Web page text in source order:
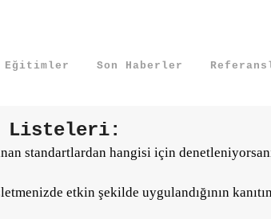
Eğitimler Son Haberler
Listeleri:
standartlardan hangisi için
etkin şekilde uygulandığının